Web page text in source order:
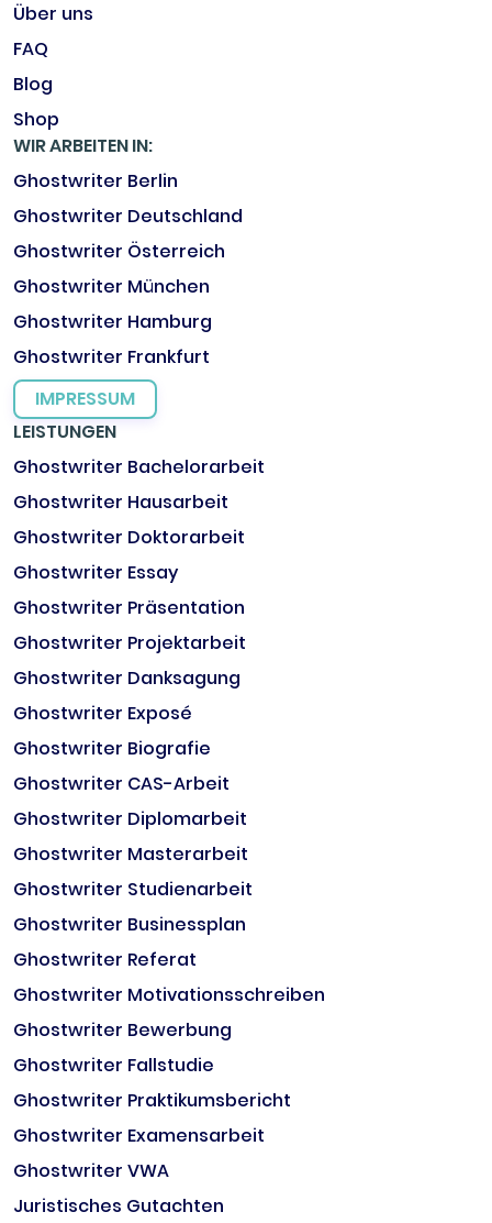
Über uns
FAQ
Blog
Shop
WIR ARBEITEN IN:
Ghostwriter Berlin
Ghostwriter Deutschland
Ghostwriter Österreich
Ghostwriter München
Ghostwriter Hamburg
Ghostwriter Frankfurt
IMPRESSUM
LEISTUNGEN
Ghostwriter Bachelorarbeit
Ghostwriter Hausarbeit
Ghostwriter Doktorarbeit
Ghostwriter Essay
Ghostwriter Präsentation
Ghostwriter Projektarbeit
Ghostwriter Danksagung
Ghostwriter Exposé
Ghostwriter Biografie
Ghostwriter CAS-Arbeit
Ghostwriter Diplomarbeit
Ghostwriter Masterarbeit
Ghostwriter Studienarbeit
Ghostwriter Businessplan
Ghostwriter Referat
Ghostwriter Motivationsschreiben
Ghostwriter Bewerbung
Ghostwriter Fallstudie
Ghostwriter Praktikumsbericht
Ghostwriter Examensarbeit
Ghostwriter VWA
Juristisches Gutachten